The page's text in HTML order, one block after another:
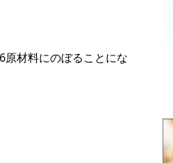
材料にのぼることにな